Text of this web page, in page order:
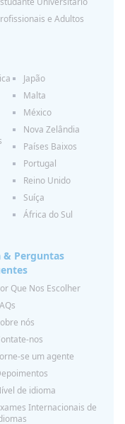
e Adultos
Japão
Malta
México
Nova Zelândia
Países Baixos
Portugal
Reino Unido
Suíça
África do Sul
& Perguntas
Que Nos Escolher
nós
nos
se um agente
de idioma
Internacionais de